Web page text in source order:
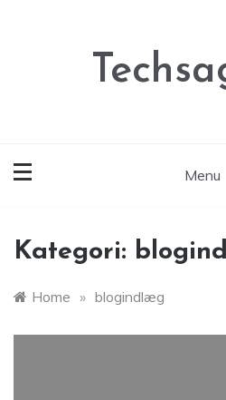
Menu
Kategori:
Home » blogindlæg